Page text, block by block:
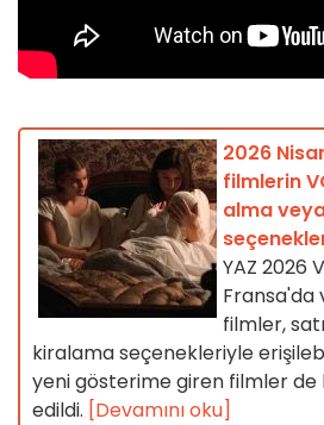
2026
filmlerin
alma
YAZ 2026
Fransa'da
filmler,
kiralama seçenekleriyle
yeni gösterime giren filmler de
edildi. [Devamını oku]